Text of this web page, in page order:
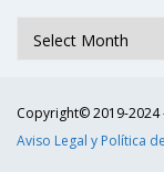
Copyright© 2019-2024
Aviso Legal y Política